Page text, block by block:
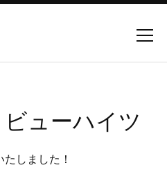
ビューハイツ
しました！